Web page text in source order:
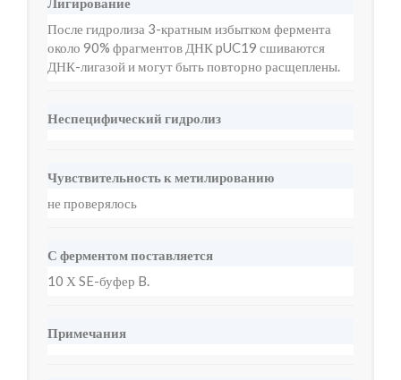
После гидролиза 3-кратным избытком фермента
около 90% фрагментов ДНК pUC19 сшиваются
ДНК-лигазой и могут быть повторно расщеплены.
Неспецифический гидролиз
Чувствительность к метилированию
не проверялось
С ферментом поставляется
10 Х SE-буфер B.
Примечания